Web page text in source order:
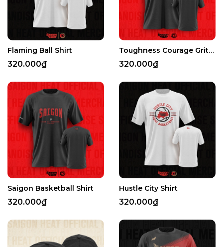
Flaming Ball Shirt
320.000₫
Toughness Courage Grit Shirt
320.000₫
Saigon Basketball Shirt
320.000₫
Hustle City Shirt
320.000₫